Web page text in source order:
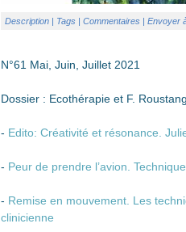
Description | Tags | Commentaires | Envoyer
N°61 Mai, Juin, Juillet 2021
Dossier : Ecothérapie et F. Roustang
- Edito: Créativité et résonance.
- Peur de prendre l’avion.
- Remise en mouvement. Les
clinicienne